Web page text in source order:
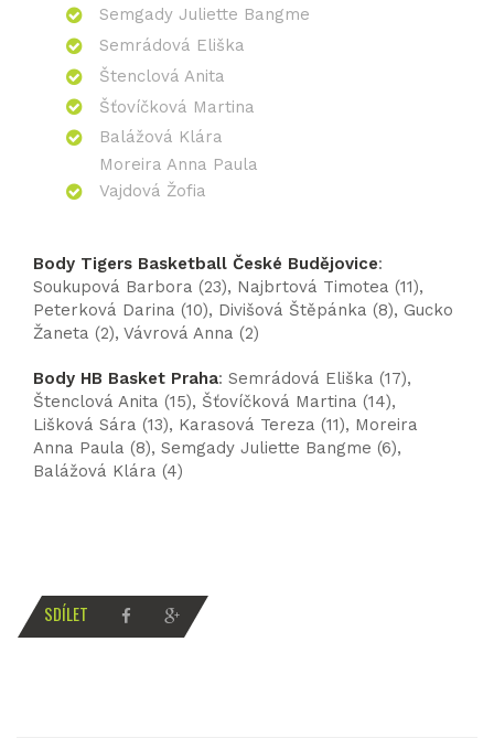
Semgady Juliette Bangme
Semrádová Eliška
Štenclová Anita
Šťovíčková Martina
Balážová Klára
Moreira Anna Paula
Vajdová Žofia
Body Tigers Basketball České Budějovice:
Soukupová Barbora (23), Najbrtová Timotea (11),
Peterková Darina (10), Divišová Štěpánka (8), Gucko
Žaneta (2), Vávrová Anna (2)
Body HB Basket Praha: Semrádová Eliška (17),
Štenclová Anita (15), Šťovíčková Martina (14),
Lišková Sára (13), Karasová Tereza (11), Moreira
Anna Paula (8), Semgady Juliette Bangme (6),
Balážová Klára (4)
SDÍLET